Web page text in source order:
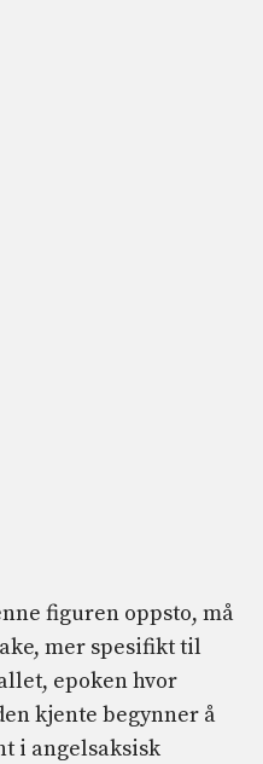
figuren oppsto, må
mer spesifikt til
epoken hvor
kjente begynner å
i angelsaksisk